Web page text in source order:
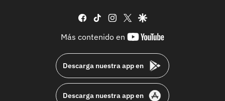
facebook
tiktok instagram
twittergoogle
Más contenido en
youtube-
Descarga nuestra app en
Descarga nuestra app en